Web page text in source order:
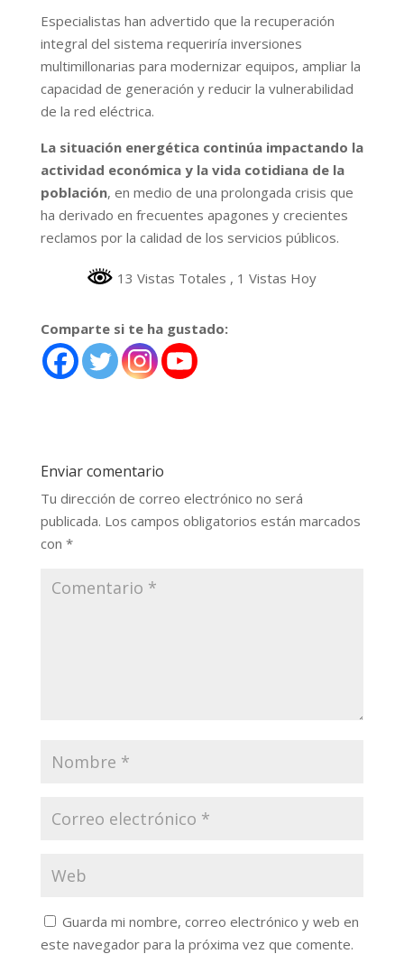
Especialistas han advertido que la recuperación
integral del sistema requeriría inversiones
multimillonarias para modernizar equipos, ampliar la
capacidad de generación y reducir la vulnerabilidad
de la red eléctrica.
La situación energética continúa impactando la
actividad económica y la vida cotidiana de la
población, en medio de una prolongada crisis que
ha derivado en frecuentes apagones y crecientes
reclamos por la calidad de los servicios públicos.
13 Vistas Totales , 1 Vistas Hoy
Comparte si te ha gustado:
Enviar comentario
Tu dirección de correo electrónico no será
publicada. Los campos obligatorios están marcados
con *
Guarda mi nombre, correo electrónico y web en
este navegador para la próxima vez que comente.